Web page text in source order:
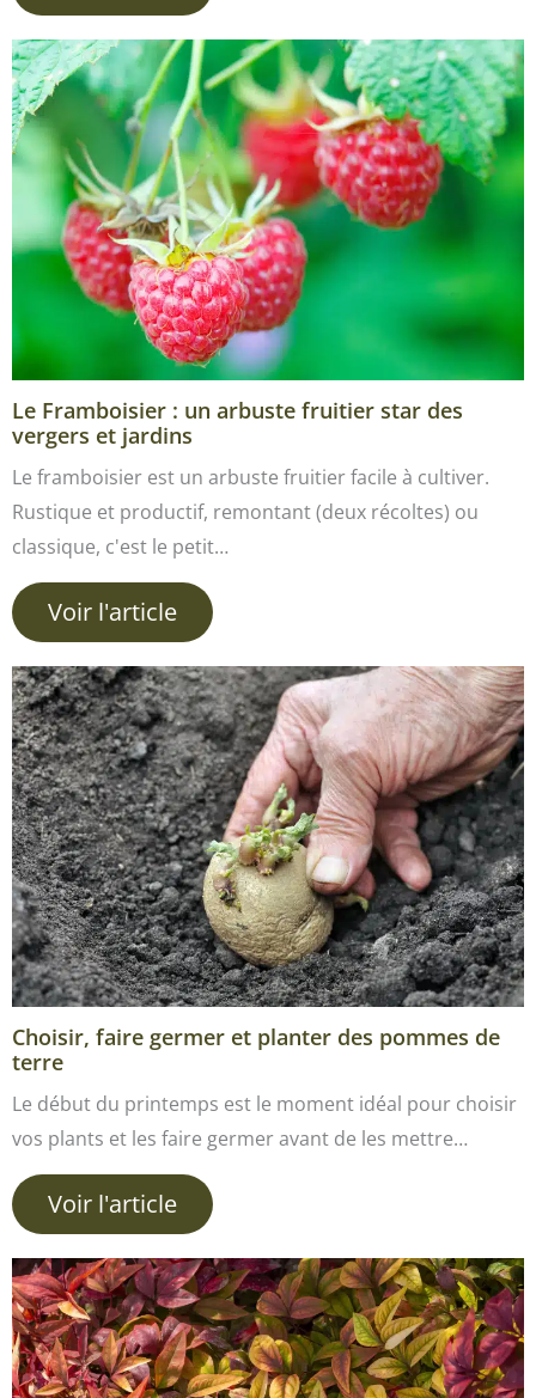
Le Framboisier : un arbuste fruitier star des
vergers et jardins
Le framboisier est un arbuste fruitier facile à cultiver.
Rustique et productif, remontant (deux récoltes) ou
classique, c'est le petit…
Voir l'article
Choisir, faire germer et planter des pommes de
terre
Le début du printemps est le moment idéal pour choisir
vos plants et les faire germer avant de les mettre…
Voir l'article